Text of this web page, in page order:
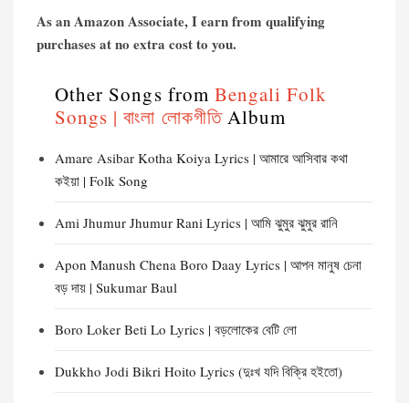
As an Amazon Associate, I earn from qualifying
purchases at no extra cost to you.
Other Songs from Bengali Folk
Songs | বাংলা লোকগীতিAlbum
Amare Asibar Kotha Koiya Lyrics | আমারে আসিবার কথা
কইয়া | Folk Song
Ami Jhumur Jhumur Rani Lyrics | আমি ঝুমুর ঝুমুর রানি
Apon Manush Chena Boro Daay Lyrics | আপন মানুষ চেনা
বড় দায় | Sukumar Baul
Boro Loker Beti Lo Lyrics | বড়লোকের বেটি লো
Dukkho Jodi Bikri Hoito Lyrics (দুঃখ যদি বিক্রি হইতো)